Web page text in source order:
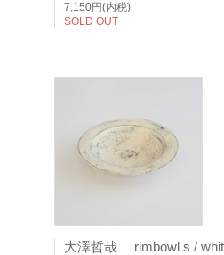
7,150円(内税)
SOLD OUT